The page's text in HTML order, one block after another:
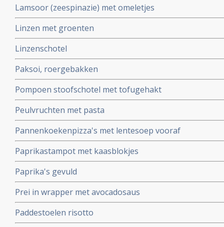
Lamsoor (zeespinazie) met omeletjes
Linzen met groenten
Linzenschotel
Paksoi, roergebakken
Pompoen stoofschotel met tofugehakt
Peulvruchten met pasta
Pannenkoekenpizza's met lentesoep vooraf
Paprikastampot met kaasblokjes
Paprika's gevuld
Prei in wrapper met avocadosaus
Paddestoelen risotto